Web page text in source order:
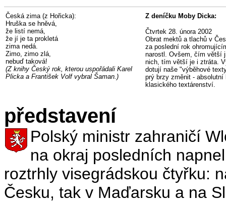
Česká zima (z Hořicka):
Hruška se hněvá,
že listí nemá,
že jí je ta prokletá
zima nedá.
Zimo, zimo zlá,
nebuď taková!
(Z knihy Český rok, kterou uspořádali Karel
Plicka a František Volf vybral Šaman.)
Z deníčku Moby Dicka:
Čtvrtek 28. února 2002
Obrat mektů a tlachů v
za poslední rok
narostl. Ovšem, čím větší
nich, tím větší je i ztráta.
dotují naše "výběhové
prý brzy změnit - absolutní
klasického textárenství.
představení
Polský ministr zahraničí
na okraj posledních
roztrhly visegrádskou čtyřku:
Česku, tak v Maďarsku a na